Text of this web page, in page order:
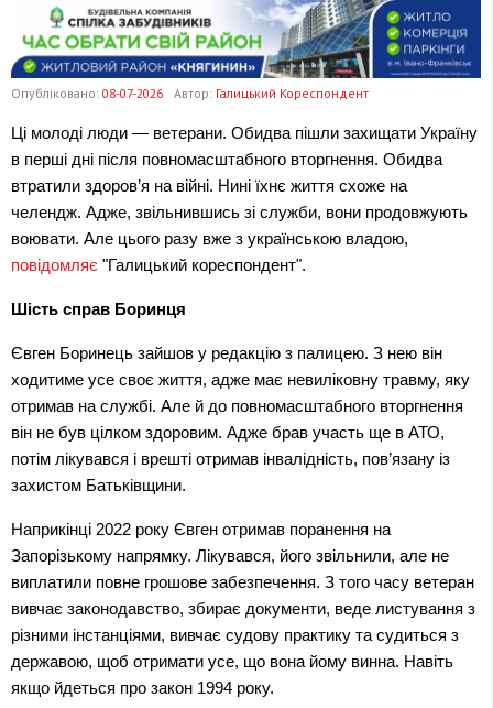
Опубліковано: 08-07-2026 Автор: Галицький Кореспондент
Ці молоді люди — ветерани. Обидва пішли захищати Україну
в перші дні після повномасштабного вторгнення. Обидва
втратили здоров’я на війні. Нині їхнє життя схоже на
челендж. Адже, звільнившись зі служби, вони продовжують
повідомляє "Галицький кореспондент".
Шість справ Боринця
Євген Боринець зайшов у редакцію з палицею. З нею він
ходитиме усе своє життя, адже має невиліковну травму, яку
отримав на службі. Але й до повномасштабного вторгнення
він не був цілком здоровим. Адже брав участь ще в АТО,
потім лікувався і врешті отримав інвалідність, пов’язану із
захистом Батьківщини.
Наприкінці 2022 року Євген отримав поранення на
Запорізькому напрямку. Лікувався, його звільнили, але не
виплатили повне грошове забезпечення. З того часу ветеран
вивчає законодавство, збирає документи, веде листування з
різними інстанціями, вивчає судову практику та судиться з
державою, щоб отримати усе, що вона йому винна. Навіть
якщо йдеться про закон 1994 року.